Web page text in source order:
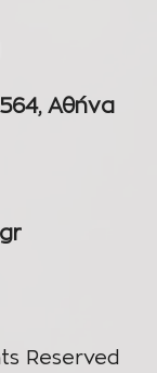
Αθήνα
Reserved